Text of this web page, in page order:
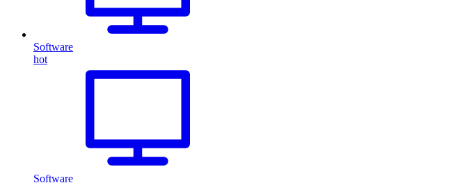
Software
hot
Software